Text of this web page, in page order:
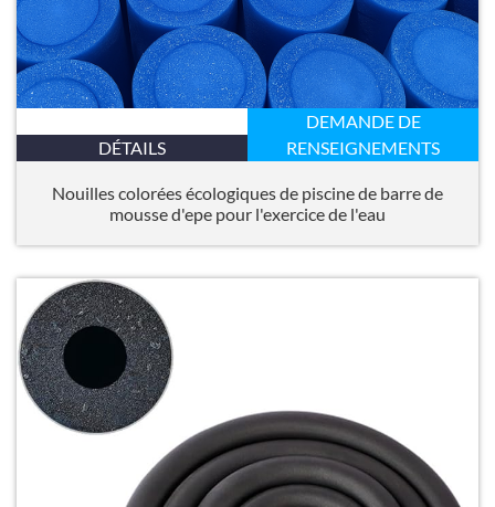
DÉTAILS
DEMANDE DE
RENSEIGNEMENTS
Nouilles colorées écologiques de piscine de barre de
mousse d'epe pour l'exercice de l'eau